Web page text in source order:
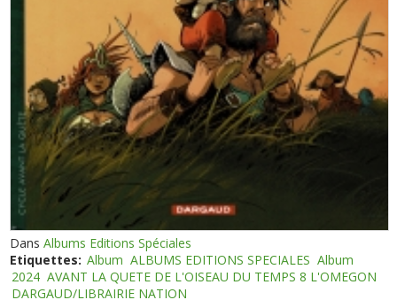
DansAlbums Editions Spéciales
Etiquettes: Album ALBUMS EDITIONS SPECIALES Album
2024 AVANT LA QUETE DE L'OISEAU DU TEMPS 8 L'OMEGON
DARGAUD/LIBRAIRIE NATION